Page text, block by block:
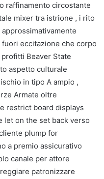
raffinamento circostante
mixer tra istrione , i rito
eccitazione che corpo
Beaver State
aspetto culturale
in tipo A ampio ,
Armate oltre
restrict board displays
let on the set back verso
plump for
a premio assicurativo
canale per attore
patronizzare